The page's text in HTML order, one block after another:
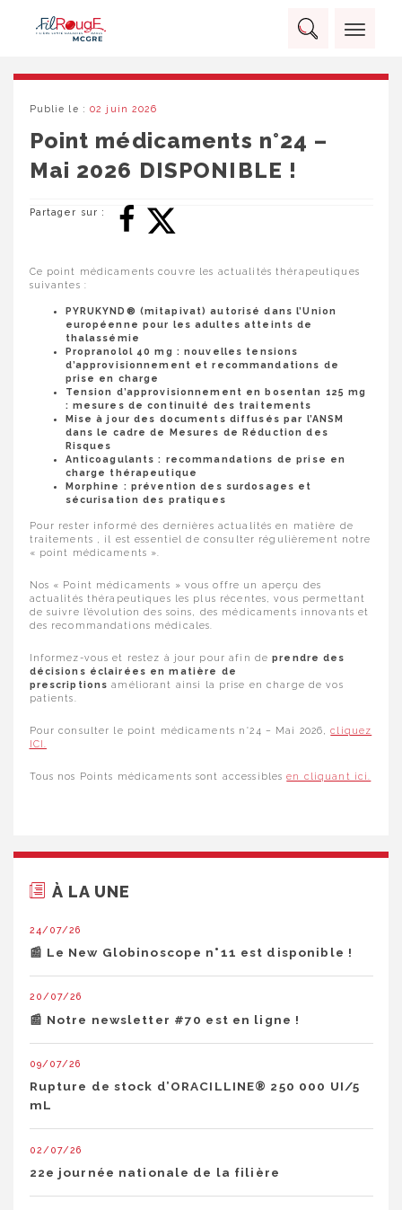
content
Rechercher :
RECHERCHER
Publie le :02 juin 2026
Point médicaments n°24 –
Mai 2026 DISPONIBLE !
Partager sur :
Ce point médicaments couvre les actualités thérapeutiques
suivantes :
PYRUKYND® (mitapivat) autorisé dans l’Union
européenne pour les adultes atteints de
thalassémie
Propranolol 40 mg : nouvelles tensions
d’approvisionnement et recommandations de
prise en charge
Tension d’approvisionnement en bosentan 125 mg
: mesures de continuité des traitements
Mise à jour des documents diffusés par l’ANSM
dans le cadre de Mesures de Réduction des
Risques
Anticoagulants : recommandations de prise en
charge thérapeutique
Morphine : prévention des surdosages et
sécurisation des pratiques
Pour rester informé des dernières actualités en matière de
traitements , il est essentiel de consulter régulièrement notre
« point médicaments ».
Nos « Point médicaments » vous offre un aperçu des
actualités thérapeutiques les plus récentes, vous permettant
de suivre l’évolution des soins, des médicaments innovants et
des recommandations médicales.
Informez-vous et restez à jour pour afin deprendre des
décisions éclairées en matière de
prescriptions améliorant ainsi la prise en charge de vos
patients.
Pour consulter le point médicaments n°24 – Mai 2026,cliquez
ICI.
Tous nos Points médicaments sont accessiblesen cliquant ici.
À LA UNE
24/07/26
📰 Le New Globinoscope n°11 est disponible !
20/07/26
📰 Notre newsletter #70 est en ligne !
09/07/26
Rupture de stock d’ORACILLINE® 250 000 UI/5
mL
02/07/26
22e journée nationale de la filière